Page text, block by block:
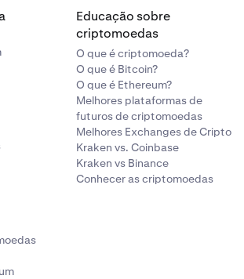
passados (encerrados)podem ser
na parte inferior da página, onde você
detalhes de qualquer empréstimo
preço de mercado em tempo real do
O valor atual do saldo do seu ativo
preços de mercado.
(UP&L): O ganho ou perda
comparação com o seu preço médio
Este valor não é realizado a menos que
aqueles usados como garantia
Flexline. Esta visualização ajuda você
de ativos, valores atuais e
realizado rapidamente.
Educação sobre
criptomoedas
O que é criptomoeda?
O que é Bitcoin?
O que é Ethereum?
Melhores plataformas de
futuros de criptomoedas
Melhores Exchanges de Cripto
Kraken vs. Coinbase
Kraken vs Binance
Conhecer as criptomoedas